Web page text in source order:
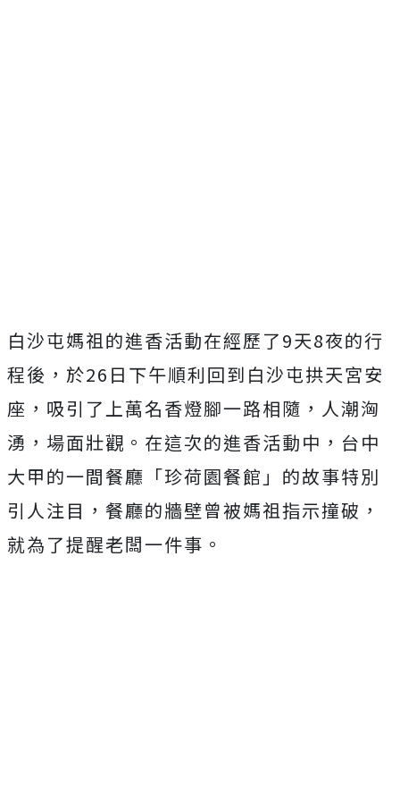
白沙屯媽祖的進香活動在經歷了9天8夜的行
程後，於26日下午順利回到白沙屯拱天宮安
座，吸引了上萬名香燈腳一路相隨，人潮洶
湧，場面壯觀。在這次的進香活動中，台中
大甲的一間餐廳「珍荷園餐館」的故事特別
引人注目，餐廳的牆壁曾被媽祖指示撞破，
就為了提醒老闆一件事。